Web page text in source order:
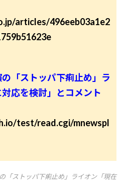
articles/496eeb03a1e2
「ストッパ下痢止め」ラ
応を検討」とコメント
test/read.cgi/mnewspl
「ストッパ下痢止め」ライオン「現在